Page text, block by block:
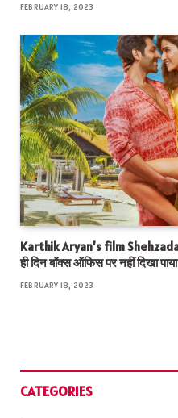
FEBRUARY 18, 2023
Karthik Aryan’s film
ही दिन बॉक्स ऑफिस पर नहीं दिखा
FEBRUARY 18, 2023
CATEGORIES